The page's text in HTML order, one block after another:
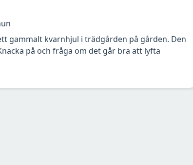
gammalt kvarnhjul i trädgården på gården. Den
på och fråga om det går bra att lyfta